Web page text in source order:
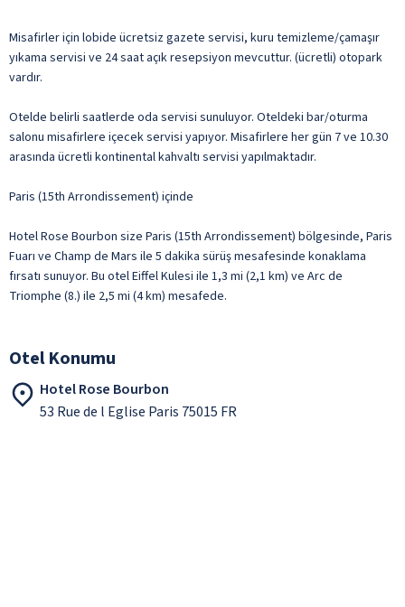
Misafirler için lobide ücretsiz gazete servisi, kuru temizleme/çamaşır
yıkama servisi ve 24 saat açık resepsiyon mevcuttur. (ücretli) otopark
vardır.
Otelde belirli saatlerde oda servisi sunuluyor. Oteldeki bar/oturma
salonu misafirlere içecek servisi yapıyor. Misafirlere her gün 7 ve 10.30
arasında ücretli kontinental kahvaltı servisi yapılmaktadır.
Paris (15th Arrondissement) içinde
Hotel Rose Bourbon size Paris (15th Arrondissement) bölgesinde, Paris
Fuarı ve Champ de Mars ile 5 dakika sürüş mesafesinde konaklama
fırsatı sunuyor. Bu otel Eiffel Kulesi ile 1,3 mi (2,1 km) ve Arc de
Triomphe (8.) ile 2,5 mi (4 km) mesafede.
Otel Konumu
Hotel Rose Bourbon
53 Rue de l Eglise Paris 75015 FR